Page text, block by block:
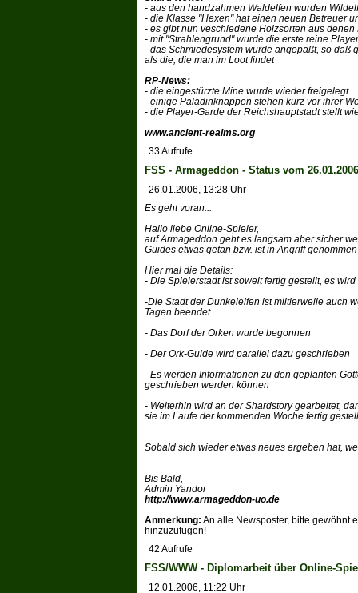
- aus den handzahmen Waldelfen wurden
- die Klasse "Hexen" hat einen neuen Betreuer
- es gibt nun veschiedene Holzsorten aus
- mit "Strahlengrund" wurde die erste reine
- das Schmiedesystem wurde angepaßt, so daß
als die, die man im Loot findet
RP-News:
- die eingestürzte Mine wurde wieder freigelegt
- einige Paladinknappen stehen kurz vor ihrer
- die Player-Garde der Reichshauptstadt stellt
www.ancient-realms.org
33 Aufrufe
FSS - Armageddon - Status vom 26.01.2006
26.01.2006, 13:28 Uhr
Es geht voran...
Hallo liebe Online-Spieler,
auf Armageddon geht es langsam aber sicher
Guides etwas getan bzw. ist in Angriff
Hier mal die Details:
- Die Spielerstadt ist soweit fertig gestellt, es
-Die Stadt der Dunkelelfen ist miitlerweile auch
Tagen beendet.
- Das Dorf der Orken wurde begonnen
- Der Ork-Guide wird parallel dazu geschrieben
- Es werden Informationen zu den geplanten
geschrieben werden können
- Weiterhin wird an der Shardstory gearbeitet,
sie im Laufe der kommenden Woche fertig
Sobald sich wieder etwas neues ergeben hat,
Bis Bald,
Admin Yandor
http://www.armageddon-uo.de
Anmerkung: An alle Newsposter, bitte gewöhnt
hinzuzufügen!
42 Aufrufe
FSS/WWW - Diplomarbeit über Online-
12.01.2006, 11:22 Uhr